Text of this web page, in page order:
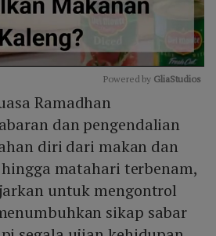
Powered by GliaStudios
Ramadhan
dan pengendalian
diri dari makan dan
matahari terbenam,
untuk mengontrol
sikap sabar